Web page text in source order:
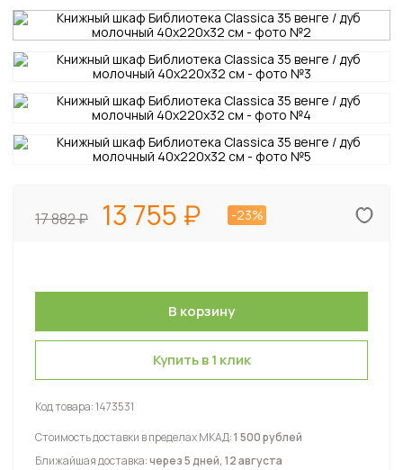
17 882 13 755 -23%
Купить в 1 клик
Код товара:1473531
Стоимость доставки в пределах МКАД:1 500 рублей
Ближайшая доставка:через 5 дней, 12 августа